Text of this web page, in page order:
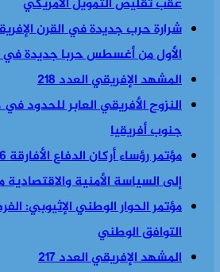
عقب تقليص التمويل الأمريكي
شرارة حرب جديدة في القرن
الأول من أغسطس حربا جديدة في
المشهد الإفريقي العدد 218
جنوب أفريقيا
إلى السياسة الأمنية والاقتصادية
مؤتمر الحوار الوطني الإثيوبي:
التوافق الوطني
المشهد الإفريقي العدد 217